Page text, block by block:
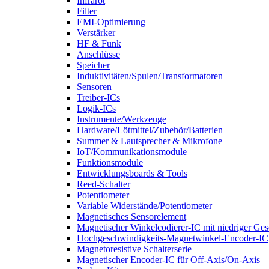
Filter
EMI-Optimierung
Verstärker
HF & Funk
Anschlüsse
Speicher
Induktivitäten/Spulen/Transformatoren
Sensoren
Treiber-ICs
Logik-ICs
Instrumente/Werkzeuge
Hardware/Lötmittel/Zubehör/Batterien
Summer & Lautsprecher & Mikrofone
IoT/Kommunikationsmodule
Funktionsmodule
Entwicklungsboards & Tools
Reed-Schalter
Potentiometer
Variable Widerstände/Potentiometer
Magnetisches Sensorelement
Magnetischer Winkelcodierer-IC mit niedriger
Hochgeschwindigkeits-Magnetwinkel-Encoder-IC
Magnetoresistive Schalterserie
Magnetischer Encoder-IC für Off-Axis/On-Axis